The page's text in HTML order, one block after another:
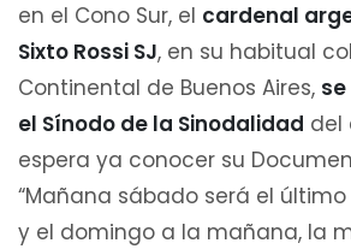
en el Cono Sur, el cardenal
Sixto Rossi SJ, en su habitual
Continental de Buenos Aires,
el Sínodo de la Sinodalidad del
espera ya conocer su
“Mañana sábado será el
y el domingo a la mañana, la